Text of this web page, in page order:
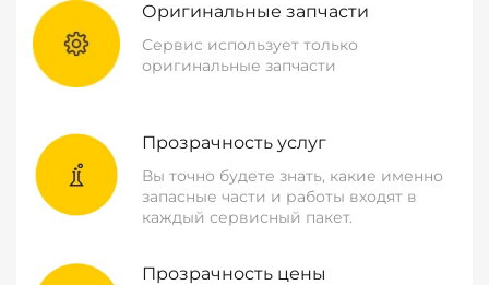
Оригинальные запчасти
Сервис использует только
оригинальные запчасти
Прозрачность услуг
Вы точно будете знать, какие именно
запасные части и работы входят в
каждый сервисный пакет.
Прозрачность цены